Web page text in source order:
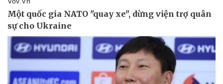
Tin nóng
Tư vấn luật
Phân tích